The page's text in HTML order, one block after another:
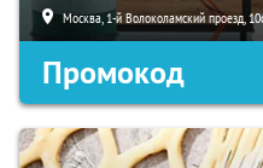
Москва, 1-й Волоколамский проезд,
Промокод